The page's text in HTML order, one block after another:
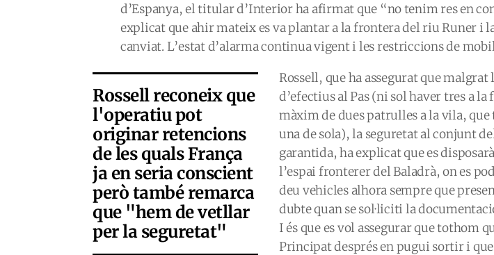
d’Espanya, el titular d’Interior ha afirmat que “no tenim res en
explicat que ahir mateix es va plantar a la frontera del riu Runer i
canviat. L’estat d’alarma continua vigent i les restriccions de
Rossell reconeix que
l'operatiu pot
originar retencions
de les quals França
ja en seria conscient
però també remarca
que "hem de vetllar
per la seguretat"
Rossell, que ha assegurat que
d’efectius al Pas (ni sol haver tres a
màxim de dues patrulles a la vila, que
una de sola), la seguretat al conjunt
garantida, ha explicat que es
l’espai fronterer del Baladrà, on es
deu vehicles alhora sempre que
dubte quan se sol·liciti la
I és que es vol assegurar que tothom
Principat després en pugui sortir i